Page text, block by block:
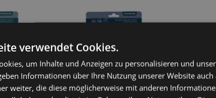
verwendet Cookies.
um Inhalte und Anzeigen zu personalisieren und
Informationen über Ihre Nutzung unserer Website auch
weiter, die diese möglicherweise mit anderen